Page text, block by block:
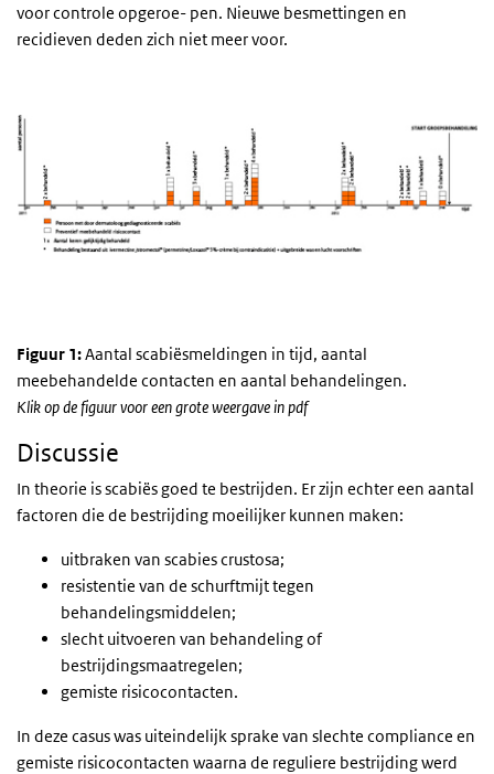
voor controle opgeroe- pen. Nieuwe besmettingen en
recidieven deden zich niet meer voor.
Figuur 1:Aantal scabiësmeldingen in tijd, aantal
meebehandelde contacten en aantal behandelingen.
Klik op de figuur voor een grote weergave in pdf
Discussie
In theorie is scabiës goed te bestrijden. Er zijn echter een aantal
factoren die de bestrijding moeilijker kunnen maken:
uitbraken van scabies crustosa;
resistentie van de schurftmijt tegen
behandelingsmiddelen;
slecht uitvoeren van behandeling of
bestrijdingsmaatregelen;
gemiste risicocontacten.
In deze casus was uiteindelijk sprake van slechte compliance en
gemiste risicocontacten waarna de reguliere bestrijding werd